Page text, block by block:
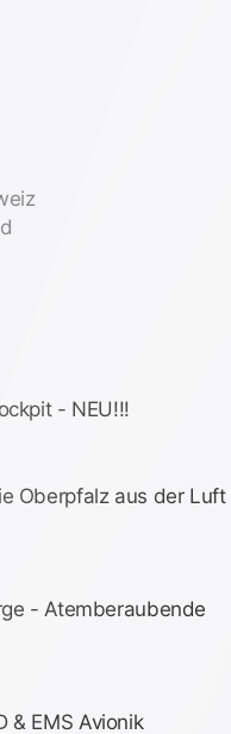
- NEU!!!
Oberpfalz aus der Luft
- Atemberaubende
& EMS Avionik